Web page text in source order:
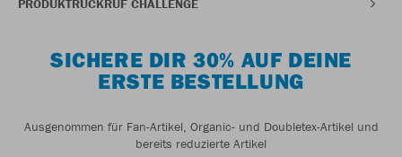
PRODUKTRÜCKRUF CHALLENGE
SICHERE DIR 30% AUF DEINE
ERSTE BESTELLUNG
Ausgenommen für Fan-Artikel, Organic- und Doubletex-Artikel und
bereits reduzierte Artikel